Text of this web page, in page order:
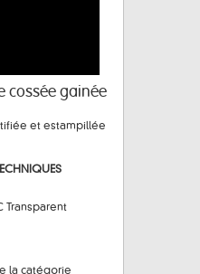
cossée gainée
et estampillée
Transparent
la catégorie